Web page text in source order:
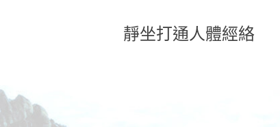
靜坐打通人體經絡